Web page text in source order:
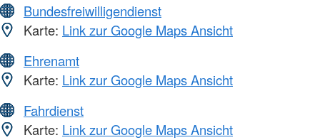
Bundesfreiwilligendienst
Karte: Link zur Google Maps Ansicht
Ehrenamt
Karte: Link zur Google Maps Ansicht
Fahrdienst
Karte: Link zur Google Maps Ansicht